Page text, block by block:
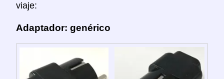
viaje:
Adaptador: genérico